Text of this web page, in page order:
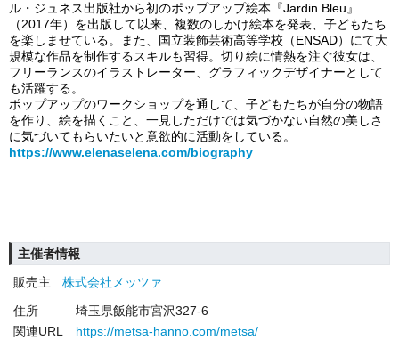
ル・ジュネス出版社から初のポップアップ絵本『Jardin Bleu』
（2017年）を出版して以来、複数のしかけ絵本を発表、子どもたち
を楽しませている。
また、国立装飾芸術高等学校（ENSAD）にて大
規模な作品を制作するスキルも習得。切り絵に情熱を注ぐ彼女は、
フリーランスのイラストレーター、グラフィックデザイナーとして
も活躍する。
ポップアップのワークショップを通して、子どもたちが自分の物語
を作り、絵を描くこと、一見しただけでは気づかない自然の美しさ
に気づいてもらいたいと意欲的に活動をしている。
https://www.elenaselena.com/biography
主催者情報
販売主
株式会社メッツァ
住所
埼玉県飯能市宮沢327-6
関連URL
https://metsa-hanno.com/metsa/